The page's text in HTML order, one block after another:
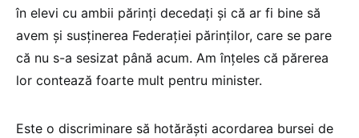
în elevi cu ambii părinți decedați și că ar fi bine să
avem și susținerea Federației părinților, care se pare
că nu s-a sesizat până acum. Am înțeles că părerea
lor contează foarte mult pentru minister.
Este o discriminare să hotărăști acordarea bursei de